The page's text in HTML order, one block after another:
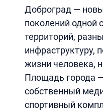
Доброград —
поколений одной
территорий,
инфраструктуру,
жизни человека,
Площадь города
собственный
спортивный